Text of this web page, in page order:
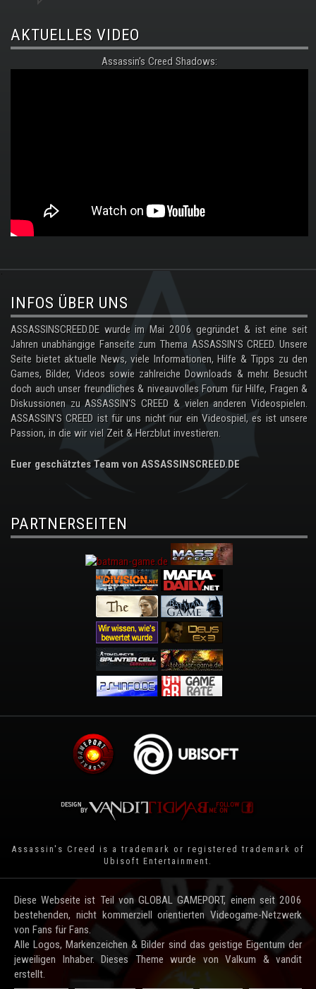
AKTUELLES VIDEO
Assassin's Creed Shadows:
.
INFOS ÜBER UNS
ASSASSINSCREED.DE wurde im Mai 2006 gegründet & ist eine seit
Jahren unabhängige Fanseite zum Thema ASSASSIN'S CREED. Unsere
Seite bietet aktuelle News, viele Informationen, Hilfe & Tipps zu den
Games, Bilder, Videos sowie zahlreiche Downloads & mehr. Besucht
doch auch unser freundliches & niveauvolles Forum für Hilfe, Fragen &
Diskussionen zu ASSASSIN'S CREED & vielen anderen Videospielen.
ASSASSIN'S CREED ist für uns nicht nur ein Videospiel, es ist unsere
Passion, in die wir viel Zeit & Herzblut investieren.
Euer geschätztes Team von ASSASSINSCREED.DE
PARTNERSEITEN
Assassin's Creed is a trademark or registered trademark of
Ubisoft Entertainment .
Diese Webseite ist Teil von GLOBAL GAMEPORT, einem seit 2006
bestehenden, nicht kommerziell orientierten Videogame-Netzwerk
von Fans für Fans.
Alle Logos, Markenzeichen & Bilder sind das geistige Eigentum der
jeweiligen Inhaber. Dieses Theme wurde von Valkum & vandit
erstellt.